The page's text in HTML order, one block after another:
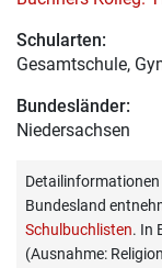
Schularten:
Gesamtschule,
Bundesländer:
Niedersachsen
Bundesland
Schulbuchlisten. In
(Ausnahme: